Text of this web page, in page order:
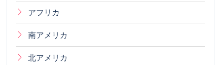
アフリカ
南アメリカ
北アメリカ